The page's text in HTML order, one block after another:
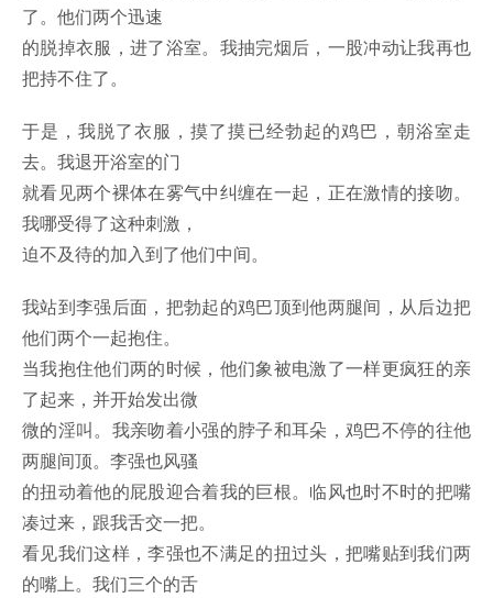
了。他们两个迅速
的脱掉衣服，进了浴室。我抽完烟后，一股冲动让我再也
把持不住了。
于是，我脱了衣服，摸了摸已经勃起的鸡巴，朝浴室走
去。我退开浴室的门
就看见两个裸体在雾气中纠缠在一起，正在激情的接吻。
我哪受得了这种刺激，
迫不及待的加入到了他们中间。
我站到李强后面，把勃起的鸡巴顶到他两腿间，从后边把
他们两个一起抱住。
当我抱住他们两的时候，他们象被电激了一样更疯狂的亲
了起来，并开始发出微
微的淫叫。我亲吻着小强的脖子和耳朵，鸡巴不停的往他
两腿间顶。李强也风骚
的扭动着他的屁股迎合着我的巨根。临风也时不时的把嘴
凑过来，跟我舌交一把。
看见我们这样，李强也不满足的扭过头，把嘴贴到我们两
的嘴上。我们三个的舌